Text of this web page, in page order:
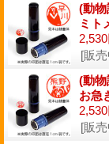
(動物
ミト
[販
(動物
お急
[販